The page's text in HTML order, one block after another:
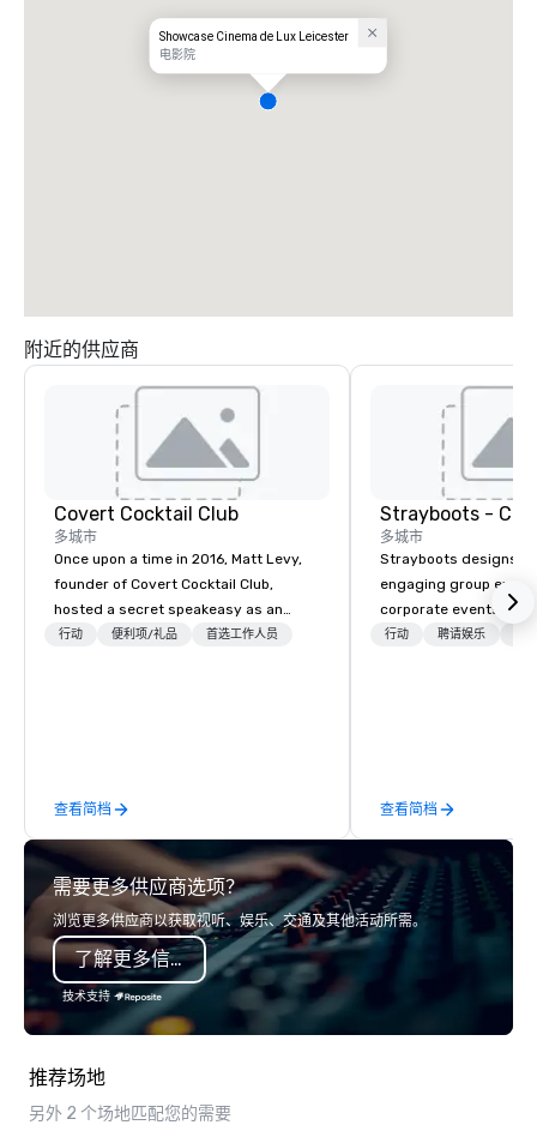
Showcase Cinema de Lux Leicester
电影院
附近的供应商
Covert Cocktail Club
多城市
Once upon a time in 2016, Matt Levy,
founder of Covert Cocktail Club,
hosted a secret speakeasy as an
intimate place for strangers to gather
before The New York Times wrote
about it. But that was all pre-
pandemic, and this is a new era.
Liberated from the confines of a
single location, Covert Cocktail Club
now brings the speakeasy right to
your door—be it at your home, office,
bar mitzvah, dinner party,
bachelor/ette party or anywhere you
choose!
行动 便利项/礼品 首选工作人员
查看简档
多城市
Strayboots designs
engaging group
corporate events
We operate in 300+
initiatives,
offsite programming,
group activities, all
seamlessly into
retreats, and
Programs can be
technology, staffing,
行动 聘请娱乐
查看简档
需要更多供应商选项？
浏览更多供应商以获取视听、娱乐、交通及其他活动所需。
了解更多信息
技术支持
推荐场地
另外 2 个场地匹配您的需要